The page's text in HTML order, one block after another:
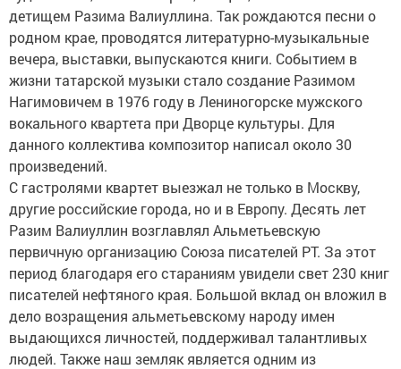
детищем Разима Валиуллина. Так рождаются песни о
родном крае, проводятся литературно-музыкальные
вечера, выставки, выпускаются книги. Событием в
жизни татарской музыки стало создание Разимом
Нагимовичем в 1976 году в Лениногорске мужского
вокального квартета при Дворце культуры. Для
данного коллектива композитор написал около 30
произведений.
С гастролями квартет выезжал не только в Москву,
другие российские города, но и в Европу. Десять лет
Разим Валиуллин возглавлял Альметьевскую
первичную организацию Союза писателей РТ. За этот
период благодаря его стараниям увидели свет 230 книг
писателей нефтяного края. Большой вклад он вложил в
дело возращения альметьевскому народу имен
выдающихся личностей, поддерживал талантливых
людей. Также наш земляк является одним из